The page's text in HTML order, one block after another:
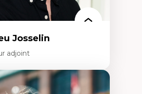
Josselin
adjoint